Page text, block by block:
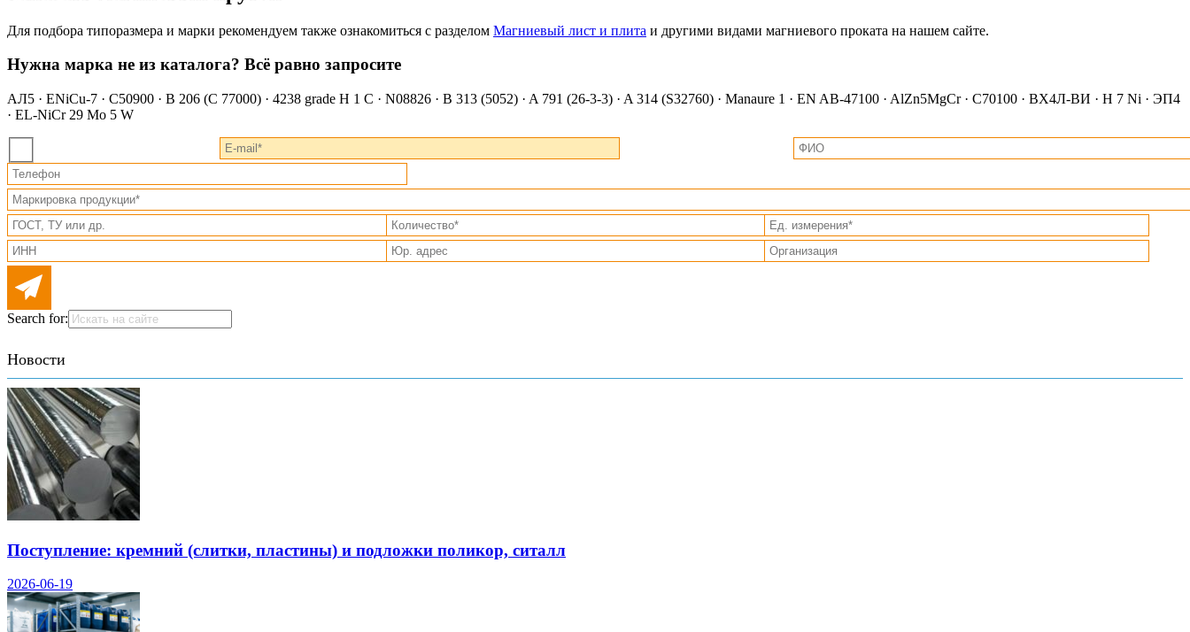
Для подбора типоразмера и марки рекомендуем также ознакомиться с разделом Магниевый лист и плита и другими видами магниевого проката на нашем сайте.
Нужна марка не из каталога? Всё равно запросите
АЛ5 · ENiCu-7 · C50900 · B 206 (C 77000) · 4238 grade H 1 C · N08826 · B 313 (5052) · A 791 (26-3-3) · A 314 (S32760) · Manaure 1 · EN AB-47100 · AlZn5MgCr · C70100 · ВХ4Л-ВИ · H 7 Ni · ЭП4
· EL-NiCr 29 Mo 5 W
Search for:
Новости
Поступление: кремний (слитки, пластины) и подложки поликор, ситалл
2026-06-19